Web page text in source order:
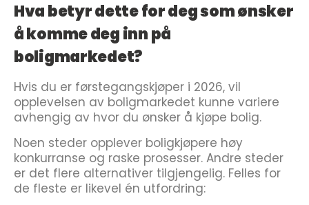
Hva betyr dette for deg som ønsker
å komme deg inn på
boligmarkedet?
Hvis du er førstegangskjøper i 2026, vil
opplevelsen av boligmarkedet kunne variere
avhengig av hvor du ønsker å kjøpe bolig.
Noen steder opplever boligkjøpere høy
konkurranse og raske prosesser. Andre steder
er det flere alternativer tilgjengelig. Felles for
de fleste er likevel én utfordring: